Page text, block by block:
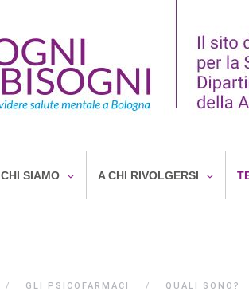
CHI SIAMO A CHI RIVOLGERSI
GLI PSICOFARMACI QUALI SONO?